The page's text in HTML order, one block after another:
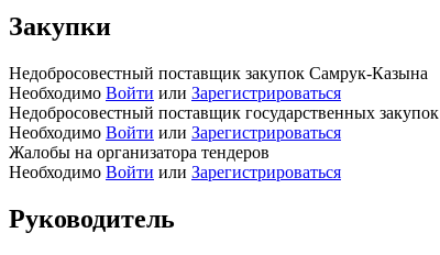
Закупки
Недобросовестный поставщик закупок Самрук-Казына
Необходимо Войти или Зарегистрироваться
Недобросовестный поставщик государственных закупок
Необходимо Войти или Зарегистрироваться
Жалобы на организатора тендеров
Необходимо Войти или Зарегистрироваться
Руководитель